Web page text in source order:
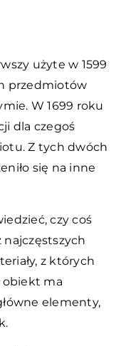
użyte w 1599
przedmiotów
W 1699 roku
dla czegoś
Z tych dwóch
się na inne
czy coś
z których
obiekt ma
elementy,